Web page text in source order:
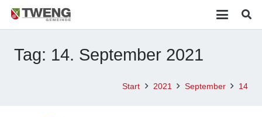
Tag: 14. September 2021
Start 2021 September 14